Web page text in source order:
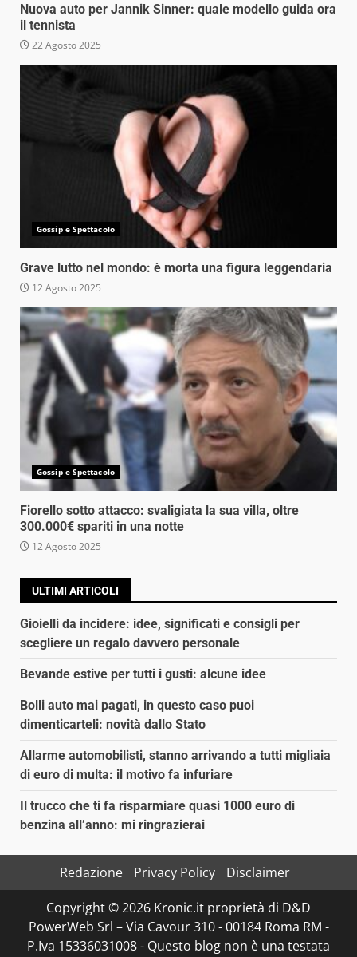
Nuova auto per Jannik Sinner: quale modello guida ora
il tennista
22 Agosto 2025
Gossip e Spettacolo
Grave lutto nel mondo: è morta una figura leggendaria
12 Agosto 2025
Gossip e Spettacolo
Fiorello sotto attacco: svaligiata la sua villa, oltre
300.000€ spariti in una notte
12 Agosto 2025
ULTIMI ARTICOLI
Gioielli da incidere: idee, significati e consigli per
scegliere un regalo davvero personale
Bevande estive per tutti i gusti: alcune idee
Bolli auto mai pagati, in questo caso puoi
dimenticarteli: novità dallo Stato
Allarme automobilisti, stanno arrivando a tutti migliaia
di euro di multa: il motivo fa infuriare
Il trucco che ti fa risparmiare quasi 1000 euro di
benzina all’anno: mi ringrazierai
Redazione Privacy Policy
Disclaimer
Copyright © 2026 Kronic.it proprietà di D&D
PowerWeb Srl – Via Cavour 310 - 00184 Roma RM -
P.Iva 15336031008 - Questo blog non è una testata